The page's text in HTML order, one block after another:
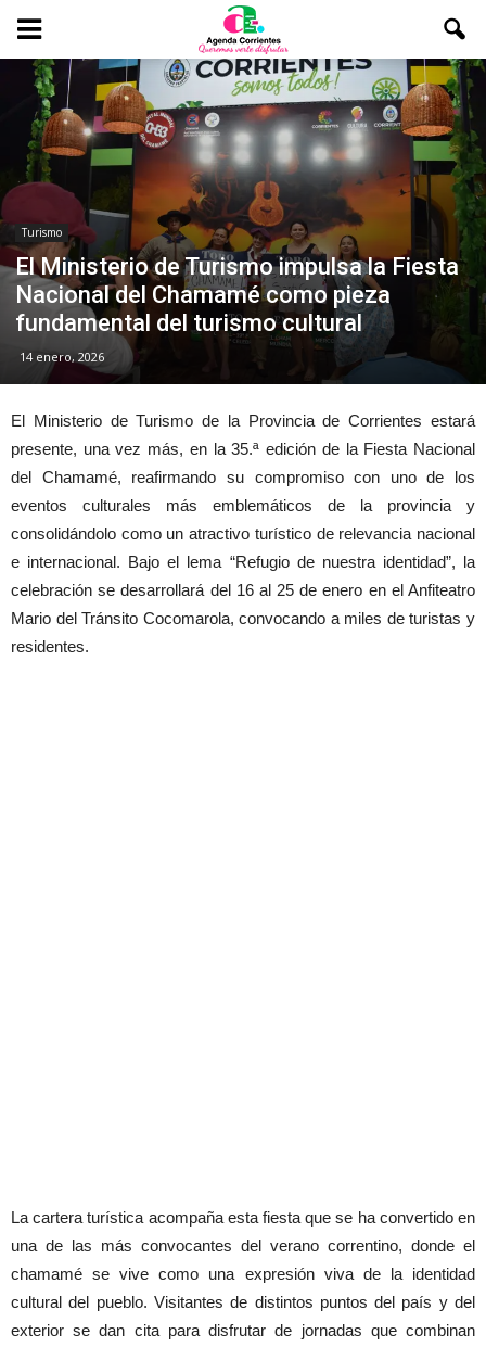
Turismo
El Ministerio de Turismo impulsa la Fiesta
Nacional del Chamamé como pieza
fundamental del turismo cultural
14 enero, 2026
El Ministerio de Turismo de la Provincia de Corrientes estará
presente, una vez más, en la 35.ª edición de la Fiesta Nacional
del Chamamé, reafirmando su compromiso con uno de los
eventos culturales más emblemáticos de la provincia y
consolidándolo como un atractivo turístico de relevancia nacional
e internacional. Bajo el lema “Refugio de nuestra identidad”, la
celebración se desarrollará del 16 al 25 de enero en el Anfiteatro
Mario del Tránsito Cocomarola, convocando a miles de turistas y
residentes.
La cartera turística acompaña esta fiesta que se ha convertido en
una de las más convocantes del verano correntino, donde el
chamamé se vive como una expresión viva de la identidad
cultural del pueblo. Visitantes de distintos puntos del país y del
exterior se dan cita para disfrutar de jornadas que combinan